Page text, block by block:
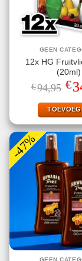
GEEN
12x HG
(20ml)
€94,95
prijs
was:
€
-47%
GEEN